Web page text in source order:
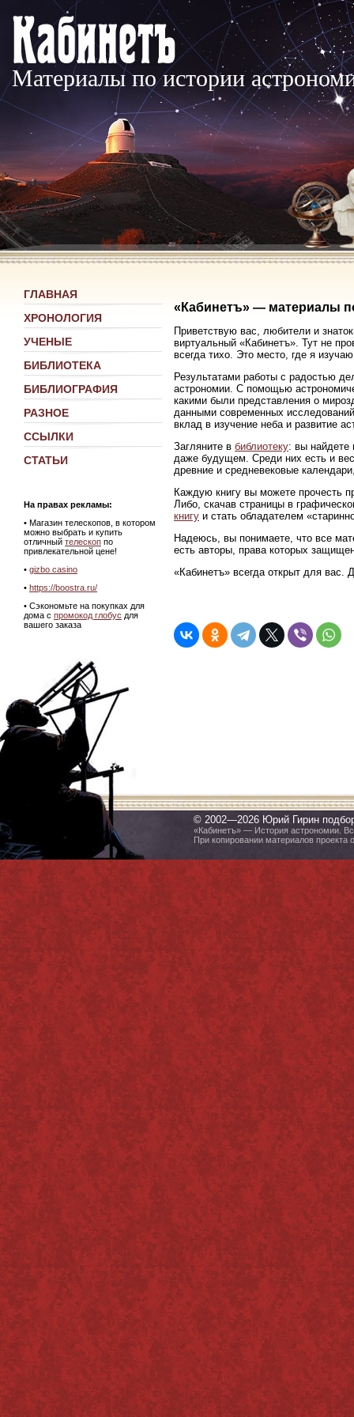
Материалы по истории
ГЛАВНАЯ
ХРОНОЛОГИЯ
УЧЕНЫЕ
БИБЛИОТЕКА
БИБЛИОГРАФИЯ
РАЗНОЕ
ССЫЛКИ
СТАТЬИ
На правах рекламы:
• Магазин телескопов, в котором
можно выбрать и купить
отличный телескоп по
привлекательной цене!
• gizbo casino
• https://boostra.ru/
• Сэкономьте на покупках для
дома с промокод глобус для
вашего заказа
«Кабинетъ» — материалы
Приветствую вас, любители и
виртуальный «Кабинетъ». Тут не
всегда тихо. Это место, где я
Результатами работы с радостью
астрономии. С помощью
какими были представления о
данными современных
вклад в изучение неба и развитие
Загляните в библиотеку: вы найдете
даже будущем. Среди них есть и
древние и средневековые
Каждую книгу вы можете прочесть
Либо, скачав страницы в
книгу и стать обладателем
Надеюсь, вы понимаете, что все
есть авторы, права которых
«Кабинетъ» всегда открыт для вас.
© 2002—2026 Юрий Гирин
«Кабинетъ» — История астрономии.
При копировании материалов проекта